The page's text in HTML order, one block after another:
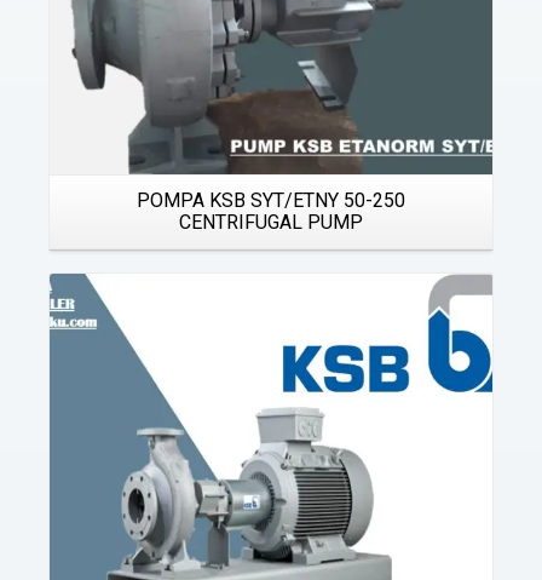
POMPA KSB SYT/ETNY 50-250
CENTRIFUGAL PUMP
Details